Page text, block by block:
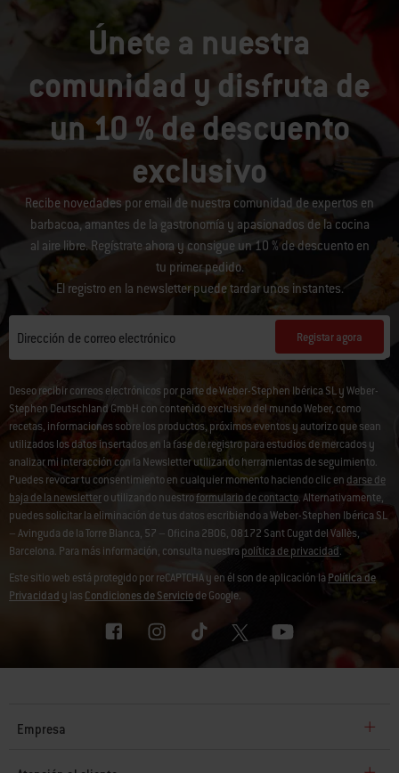
Únete a nuestra
comunidad y disfruta de
un 10 % de descuento
exclusivo
Recibe novedades por email de nuestra comunidad de expertos en
barbacoa, amantes de la gastronomía y apasionados de la cocina
al aire libre. Regístrate ahora y consigue un 10 % de descuento en
tu primer pedido.
El registro en la newsletter puede tardar unos instantes.
Dirección de correo electrónico Registar agora
Deseo recibir correos electrónicos por parte de Weber-Stephen Ibérica SL y Weber-
Stephen Deutschland GmbH con contenido exclusivo del mundo Weber, como
recetas, informaciones sobre los productos, próximos eventos y autorizo que sean
utilizados los datos insertados en la fase de registro para estudios de mercados y
analizar mi interacción con la Newsletter utilizando herramientas de seguimiento.
Puedes revocar tu consentimiento en cualquier momento haciendo clic en darse de
baja de la newslettero utilizando nuestroformulario de contacto. Alternativamente,
puedes solicitar la eliminación de tus datos escribiendo a Weber-Stephen Ibérica SL
– Avinguda de la Torre Blanca, 57 – Oficina 2B06, 08172 Sant Cugat del Vallès,
Barcelona. Para más información, consulta nuestra política de privacidad.
Este sitio web está protegido por reCAPTCHA y en él son de aplicación laPolítica de
Privacidad y las Condiciones de Serviciode Google.
Empresa